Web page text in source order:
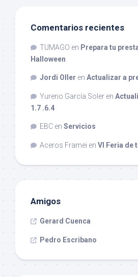
Comentarios recientes
TUMAGO en Prepara tu
Halloween
Jordi Oller en Actualizar a
Yureno García Soler en
1.7 .6.4
EBC en Servicios
Aceros Framei en VI Feria de
Amigos
Gerard Cuenca
Pedro Escribano